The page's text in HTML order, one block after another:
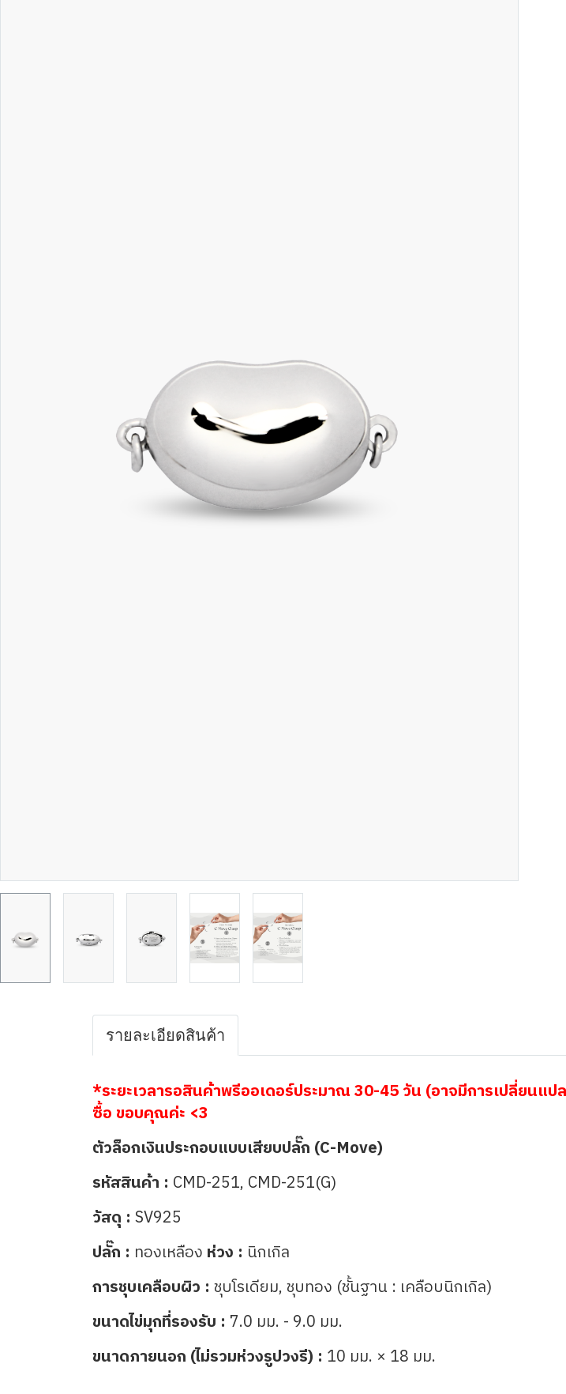
รายละเอียดสินค้า
*ระยะเวลารอสินค้าพรีออเดอร์ประมาณ 30-45 วัน (อาจมีการเปลี่ยน
ซื้อ ขอบคุณค่ะ <3
ตัวล็อกเงินประกอบแบบเสียบปลั๊ก (C-Move)
รหัสสินค้า : CMD-251, CMD-251(G)
วัสดุ : SV925
ปลั๊ก : ทองเหลือง ห่วง : นิกเกิล
การชุบเคลือบผิว : ชุบโรเดียม, ชุบทอง (ชั้นฐาน : เคลือบนิกเกิล)
ขนาดไข่มุกที่รองรับ : 7.0 มม. - 9.0 มม.
ขนาดภายนอก (ไม่รวมห่วงรูปวงรี) : 10 มม. × 18 มม.